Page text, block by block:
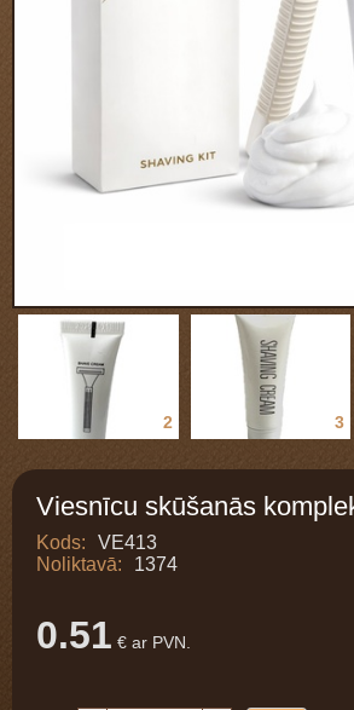
2 3
Viesnīcu skūšanās
Kods:
VE413
Noliktavā:
1374
0.51 € ar PVN.